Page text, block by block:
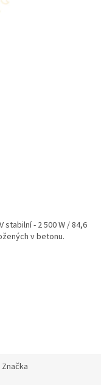
stabilní - 2 500 W / 84,6
v betonu.
Značka